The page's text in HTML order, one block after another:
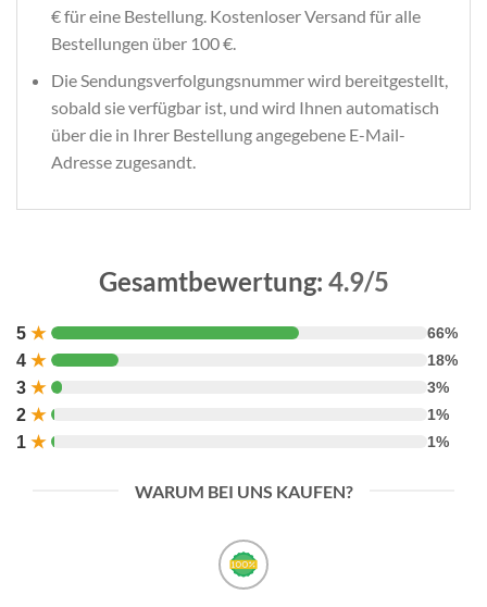
€ für eine Bestellung. Kostenloser Versand für alle
Bestellungen über 100 €.
Die Sendungsverfolgungsnummer wird bereitgestellt,
sobald sie verfügbar ist, und wird Ihnen automatisch
über die in Ihrer Bestellung angegebene E-Mail-
Adresse zugesandt.
Gesamtbewertung: 4.9/5
5 ★ 66%
4 ★ 18%
3 ★ 3%
2 ★ 1%
1 ★ 1%
WARUM BEI UNS KAUFEN?